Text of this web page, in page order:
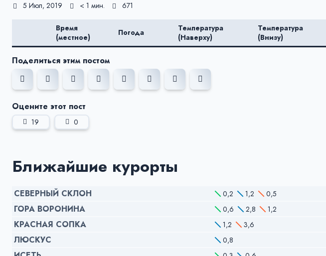
5 Июл, 2019 < 1 мин. 671
Время
(местное)
Погода
Температура
(Наверху)
Температура
(Внизу)
Поделиться этим постом
Оцените этот пост
19 0
Ближайшие курорты
СЕВЕРНЫЙ СКЛОН 0,2 1,2 0,5
ГОРА ВОРОНИНА 0,6 2,8 1,2
КРАСНАЯ СОПКА 1,2 3,6
ЛЮСКУС 0,8